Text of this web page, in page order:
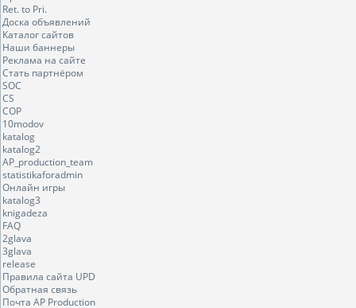
Ret. to Pri.
Доска объявлений
Каталог сайтов
Наши баннеры
Реклама на сайте
Стать партнёром
SOC
CS
COP
10modov
katalog
katalog2
AP_production_team
statistikaforadmin
Онлайн игры
katalog3
knigadeza
FAQ
2glava
3glava
release
Правила сайта UPD
Обратная связь
Почта AP Production